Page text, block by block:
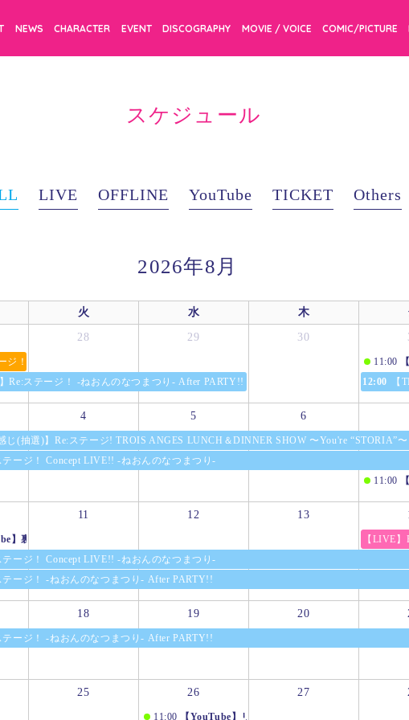
NEWS CHARACTER EVENT DISCOGRAPHY MOVIE / VOICE COMIC/PICTURE
スケジュール
LIVE OFFLINE YouTube TICKET Others
2026年8月
火 水 木
ジ！プリズムステップメモリアルブック
Re:ステージ！ -ねおんのなつまつり- After PARTY!!
28 29 30
11:00
12:00
【
じ(抽選)】Re:ステージ! TROIS ANGES LUNCH＆DINNER SHOW 〜You're “STORIA”〜
テージ！ Concept LIVE!! -ねおんのなつまつり-
4 5 6
11:00
じ(抽選)】Re:ステージ! TROIS ANGES LUNCH＆DINNER SHOW 〜You're “STORIA”〜
テージ！ Concept LIVE!! -ねおんのなつまつり-
テージ！ -ねおんのなつまつり- After PARTY!!
】裏リステップRadio
11 12 13
【LIVE
テージ！ -ねおんのなつまつり- After PARTY!!
18 19 20
テージ！ -ねおんのなつまつり- After PARTY!!
25 26
11:00 【YouTube】リステップTV -生放送/増刊号- #42
27